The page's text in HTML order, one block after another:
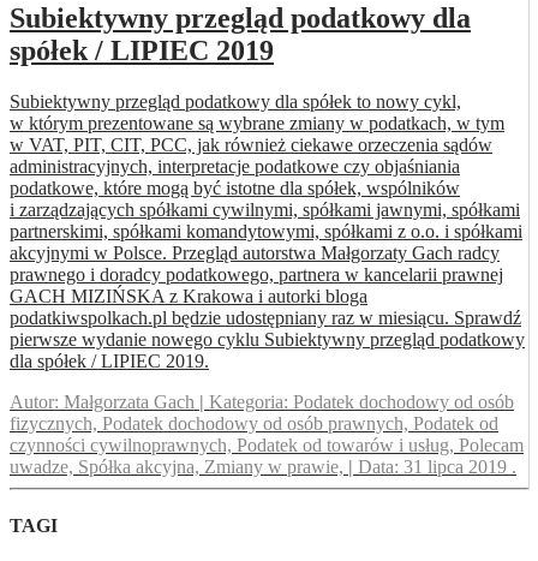
Subiektywny przegląd podatkowy dla
spółek / LIPIEC 2019
Subiektywny przegląd podatkowy dla spółek to nowy cykl,
w którym prezentowane są wybrane zmiany w podatkach, w tym
w VAT, PIT, CIT, PCC, jak również ciekawe orzeczenia sądów
administracyjnych, interpretacje podatkowe czy objaśniania
podatkowe, które mogą być istotne dla spółek, wspólników
i zarządzających spółkami cywilnymi, spółkami jawnymi, spółkami
partnerskimi, spółkami komandytowymi, spółkami z o.o. i spółkami
akcyjnymi w Polsce. Przegląd autorstwa Małgorzaty Gach radcy
prawnego i doradcy podatkowego, partnera w kancelarii prawnej
GACH MIZIŃSKA z Krakowa i autorki bloga
podatkiwspolkach.pl będzie udostępniany raz w miesiącu. Sprawdź
pierwsze wydanie nowego cyklu Subiektywny przegląd podatkowy
dla spółek / LIPIEC 2019.
Autor: Małgorzata Gach | Kategoria: Podatek dochodowy od osób
fizycznych, Podatek dochodowy od osób prawnych, Podatek od
czynności cywilnoprawnych, Podatek od towarów i usług, Polecam
uwadze, Spółka akcyjna, Zmiany w prawie, | Data: 31 lipca 2019 .
TAGI